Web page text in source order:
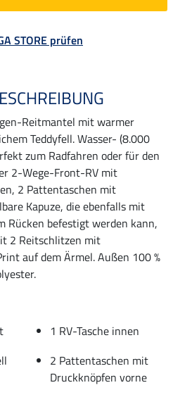
STORE prüfen
Reitmantel mit warmer
Teddyfell. Wasser- (8.000
zum Radfahren oder für den
2-Wege-Front-RV mit
2 Pattentaschen mit
Kapuze, die ebenfalls mit
Rücken befestigt werden kann,
2 Reitschlitzen mit
auf dem Ärmel. Außen 100 %
1 RV-Tasche innen
2 Pattentaschen mit
Druckknöpfen vorne